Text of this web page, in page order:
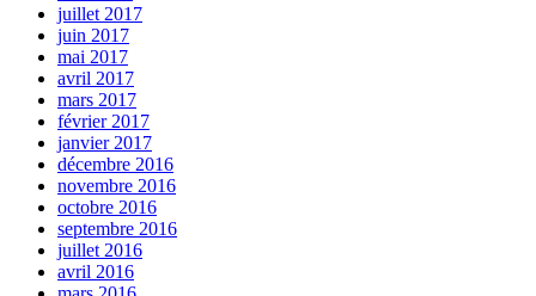
juillet 2017
juin 2017
mai 2017
avril 2017
mars 2017
février 2017
janvier 2017
décembre 2016
novembre 2016
octobre 2016
septembre 2016
juillet 2016
avril 2016